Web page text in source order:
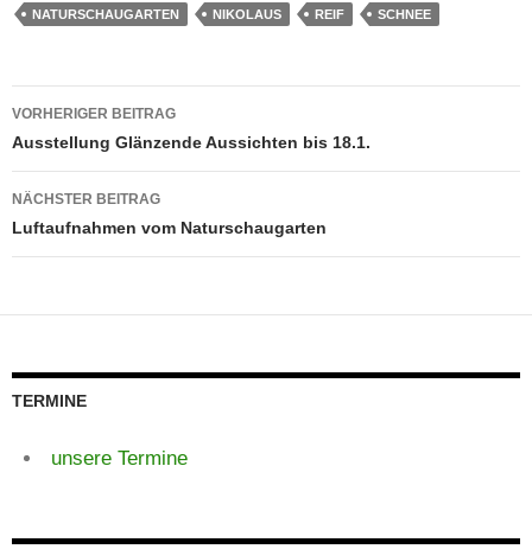
NATURSCHAUGARTEN NIKOLAUS REIF SCHNEE
Beitragsnavigation
VORHERIGER BEITRAG
Ausstellung Glänzende Aussichten bis 18.1.
NÄCHSTER BEITRAG
Luftaufnahmen vom Naturschaugarten
TERMINE
unsere Termine